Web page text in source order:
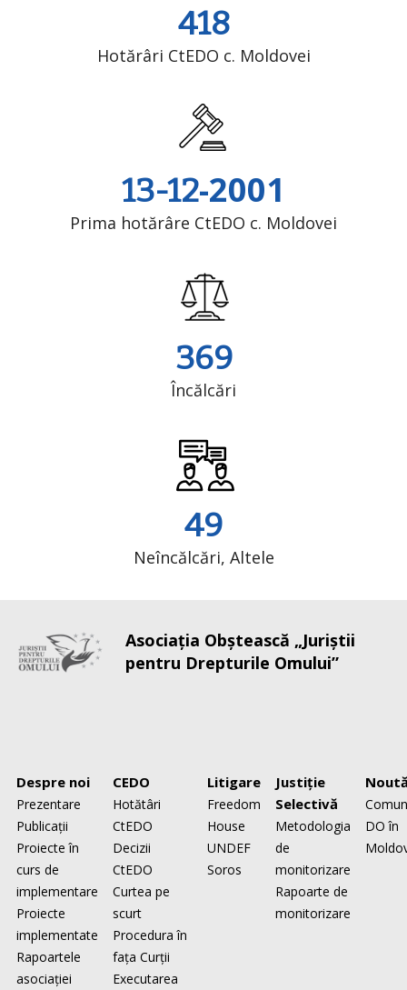
418
Hotărâri CtEDO c. Moldovei
13-12-2001
Prima hotărâre CtEDO c. Moldovei
369
Încălcări
49
Neîncălcări, Altele
Asociaţia Obştească „Juriştii
pentru Drepturile Omului”
Despre noi
Prezentare
Publicaţii
Proiecte în
curs de
implementare
Proiecte
implementate
Rapoartele
asociaţiei
CEDO
Hotătâri
CtEDO
Decizii
CtEDO
Curtea pe
scurt
Procedura în
faţa Curţii
Executarea
Litigare
Freedom
House
UNDEF
Soros
Justiţie
Selectivă
Metodologia
de
monitorizare
Rapoarte de
monitorizare
DO în